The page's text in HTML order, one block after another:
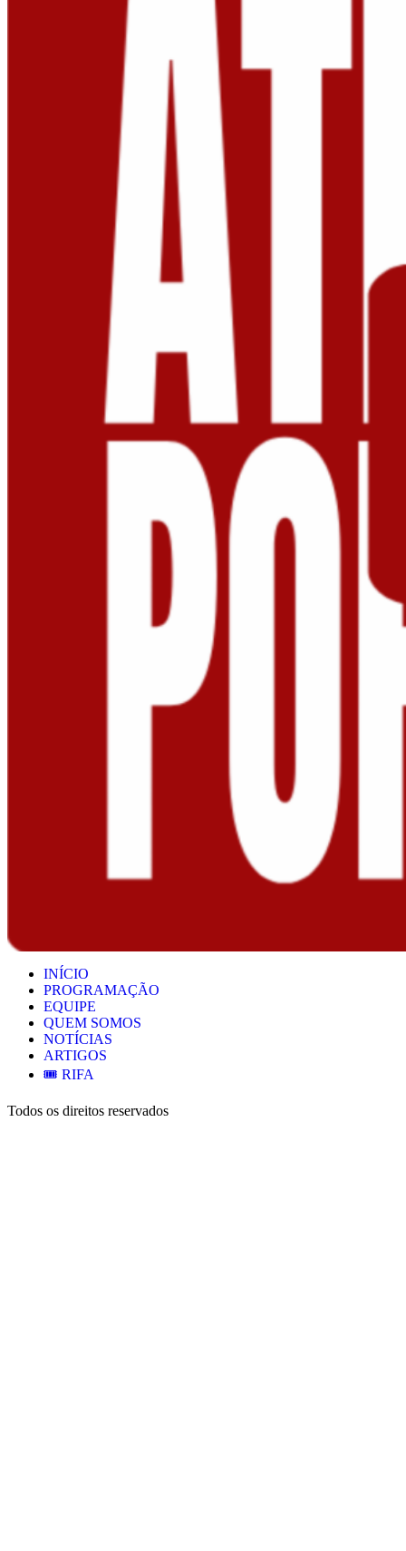
INÍCIO
PROGRAMAÇÃO
EQUIPE
QUEM SOMOS
NOTÍCIAS
ARTIGOS
🎟️ RIFA
Todos os direitos reservados